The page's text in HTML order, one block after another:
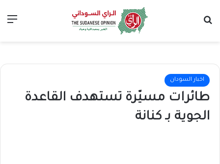
اخبار السودان
طائرات مسيّرة تستهدف القاعدة
الجوية بـ كنانة